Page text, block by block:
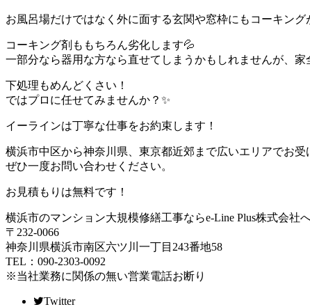
お風呂場だけではなく外に面する玄関や窓枠にもコーキング
コーキング剤ももちろん劣化します💦
一部分なら器用な方なら直せてしまうかもしれませんが、
下処理もめんどくさい！
ではプロに任せてみませんか？✨
イーラインは丁寧な仕事をお約束します！
横浜市中区から神奈川県、東京都近郊まで広いエリアでお受
ぜひ一度お問い合わせください。
お見積もりは無料です！
横浜市のマンション大規模修繕工事ならe-Line Plus株式会社
〒232-0066
神奈川県横浜市南区六ツ川一丁目243番地58
TEL：090-2303-0092
※当社業務に関係の無い営業電話お断り
Twitter